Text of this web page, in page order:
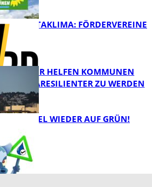
FÜRS KITAKLIMA: FÖRDERVEREINE
COOL!
HELFEN KOMMUNEN
KLIMARESILIENTER ZU WERDEN
WIEDER AUF GRÜN!